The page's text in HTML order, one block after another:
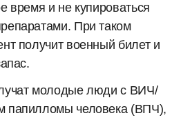
время и не купироваться
При таком
получит военный билет и
молодые люди с ВИЧ/
папилломы человека (ВПЧ),